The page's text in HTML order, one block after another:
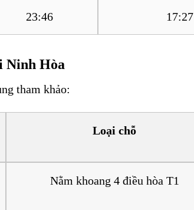
23:46 17:27
Ninh Hòa
tham khảo:
Loại chỗ
Nằm khoang 4 điều hòa T1